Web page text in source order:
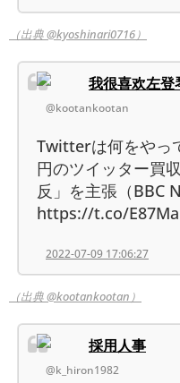
（出典 @kyoshinari0716）
我很喜欢左登
@kootankootan
Twitterは何をやっ
円のツイッター買
反」を主張（BBC
https://t.co/
2022-07-09 17:06:27
（出典 @kootankootan）
採用人事
@k_hiron1982